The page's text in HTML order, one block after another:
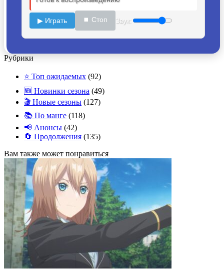
▶ Играть ⏹ Стоп Звук:
Рубрики
⭐ Топ ожидаемых (92)
🆕 Новинки сезона (49)
🎬 Новые сезоны (127)
📚 По манге (118)
📢 Анонсы (42)
🔄 Продолжения (135)
Вам также может понравиться